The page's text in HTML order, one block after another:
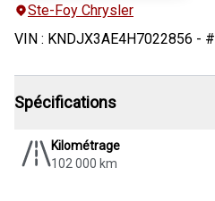
Ste-Foy Chrysler
VIN : KNDJX3AE4H7022856 - #
Spécifications
Kilométrage
102 000 km